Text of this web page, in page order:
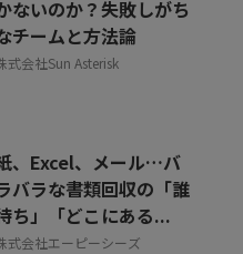
ないのか？失敗しがち
チームと方法論
式会社Sun Asterisk
、Excel、メール…バ
バラな書類回収の「誰
ち」「どこにある...
式会社エーピーシーズ